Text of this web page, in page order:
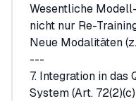
Wesentliche
nicht nur Re-
Neue Modalitäten
---
7. Integration in das
System (Art.